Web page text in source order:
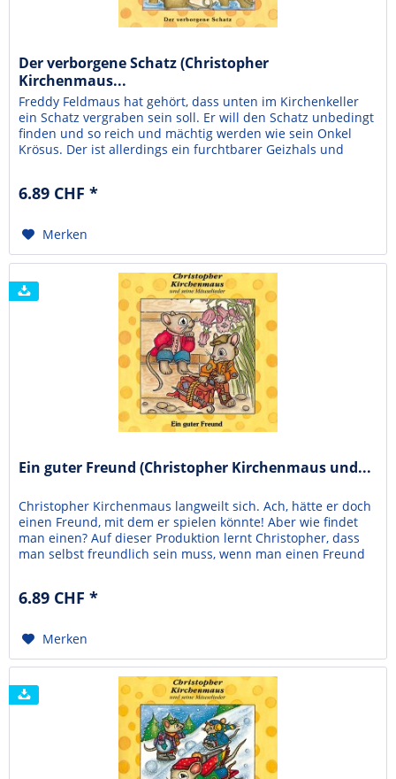
Der verborgene Schatz (Christopher
Kirchenmaus...
Freddy Feldmaus hat gehört, dass unten im Kirchenkeller
ein Schatz vergraben sein soll. Er will den Schatz unbedingt
finden und so reich und mächtig werden wie sein Onkel
Krösus. Der ist allerdings ein furchtbarer Geizhals und
ins Abenteuer. Allerdings müssen sie...
6.89 CHF *
Merken
Ein guter Freund (Christopher Kirchenmaus und...
Christopher Kirchenmaus langweilt sich. Ach, hätte er doch
einen Freund, mit dem er spielen könnte! Aber wie findet
man einen? Auf dieser Produktion lernt Christopher, dass
man selbst freundlich sein muss, wenn man einen Freund
Übergänge zwischen den spritzigen...
6.89 CHF *
Merken